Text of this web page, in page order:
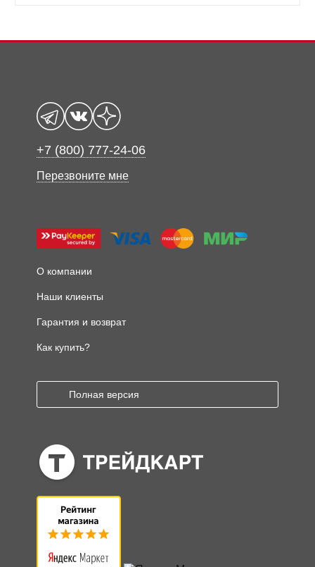
+7 (800) 777-24-06
Перезвоните мне
О компании
Наши клиенты
Гарантия и возврат
Как купить?
Полная версия